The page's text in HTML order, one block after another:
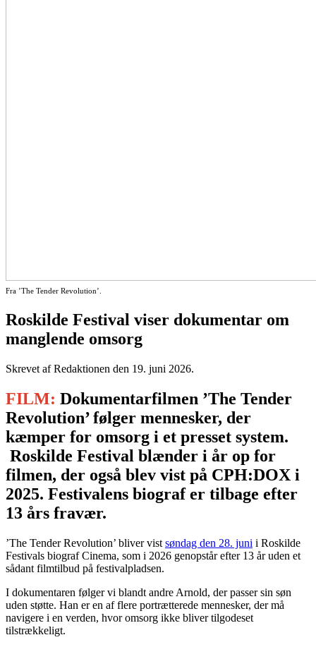
Fra ’The Tender Revolution’.
Roskilde Festival viser dokumentar om
manglende omsorg
Skrevet af Redaktionen den 19. juni 2026.
FILM: Dokumentarfilmen ’The Tender
Revolution’ følger mennesker, der
kæmper for omsorg i et presset system.
Roskilde Festival blænder i år op for
filmen, der også blev vist på CPH:DOX i
2025. Festivalens biograf er tilbage efter
13 års fravær.
’The Tender Revolution’ bliver vist søndag den 28. juni i Roskilde
Festivals biograf Cinema, som i 2026 genopstår efter 13 år uden et
sådant filmtilbud på festivalpladsen.
I dokumentaren følger vi blandt andre Arnold, der passer sin søn
uden støtte. Han er en af flere portrætterede mennesker, der må
navigere i en verden, hvor omsorg ikke bliver tilgodeset
tilstrækkeligt.